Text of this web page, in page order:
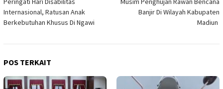
pos
Internasional, Ratusan Anak
Berkebutuhan Khusus Di Ngawi
Banjir Di Wilayah Kabupaten
Madiun
POS TERKAIT